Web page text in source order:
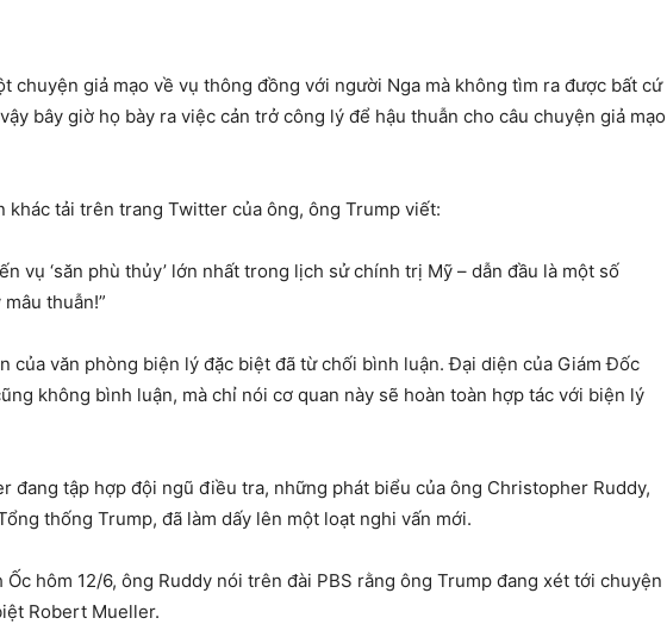
chuyện giả mạo về vụ thông đồng với người Nga mà không tìm ra được bất cứ
bây giờ họ bày ra việc cản trở công lý để hậu thuẫn cho câu chuyện giả mạo
khác tải trên trang Twitter của ông, ông Trump viết:
vụ ‘săn phù thủy’ lớn nhất trong lịch sử chính trị Mỹ – dẫn đầu là một số
thuẫn!”
của văn phòng biện lý đặc biệt đã từ chối bình luận. Đại diện của Giám Đốc
không bình luận, mà chỉ nói cơ quan này sẽ hoàn toàn hợp tác với biện lý
đang tập hợp đội ngũ điều tra, những phát biểu của ông Christopher Ruddy,
thống Trump, đã làm dấy lên một loạt nghi vấn mới.
Ốc hôm 12/6, ông Ruddy nói trên đài PBS rằng ông Trump đang xét tới chuyện
Robert Mueller.